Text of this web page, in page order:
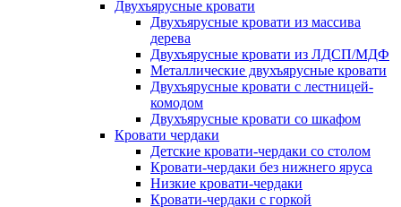
Двухъярусные кровати
Двухъярусные кровати из массива
дерева
Двухъярусные кровати из ЛДСП/МДФ
Металлические двухъярусные кровати
Двухъярусные кровати с лестницей-
комодом
Двухъярусные кровати со шкафом
Кровати чердаки
Детские кровати-чердаки со столом
Кровати-чердаки без нижнего яруса
Низкие кровати-чердаки
Кровати-чердаки с горкой